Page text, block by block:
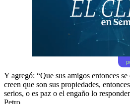
Y agregó: “Que sus amigos entonces
creen que son sus propiedades,
serios, o es paz o el engaño lo
Petro.